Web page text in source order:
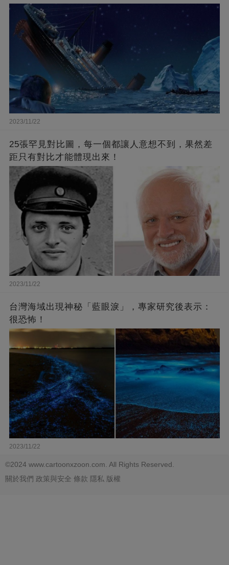
2023/11/22
25張罕見對比圖，每一個都讓人意想不到，果然差
距只有對比才能體現出來！
2023/11/22
台灣海域出現神秘「藍眼淚」，專家研究後表示：
很恐怖！
2023/11/22
©2024 www.cartoonxzoon.com. All Rights Reserved.
關於我們 政策與安全 條款 隱私 版權